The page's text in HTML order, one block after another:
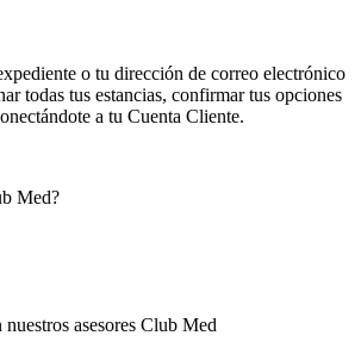
o tu dirección de correo electrónico
todas tus estancias, confirmar tus opciones
a tu Cuenta Cliente.
Med?
asesores Club Med